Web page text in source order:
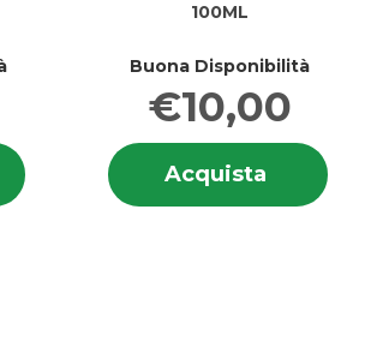
OLIME
Informazioni
su OLIME
100ML
Buona Disponibilità
€10,00
Acquista